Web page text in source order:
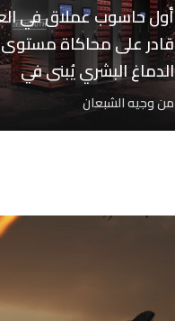
أول حاسوب عملاق في
قادر على محاكاة مستوى
الدماغ البشري يُبنى في
جامعة ويسترن…
منوجيه الشبعان